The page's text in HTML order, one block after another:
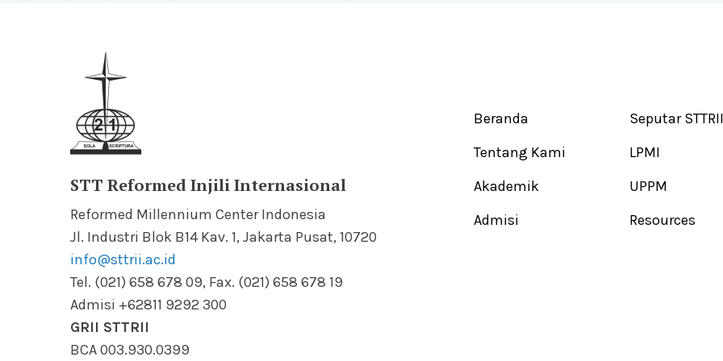
STT Reformed Injili Internasional
Reformed Millennium Center Indonesia
Jl. Industri Blok B14 Kav. 1, Jakarta Pusat, 10720
info@sttrii.ac.id
Tel. (021) 658 678 09, Fax. (021) 658 678 19
Admisi +62811 9292 300
GRII STTRII
BCA 003.930.0399
Beranda
Tentang Kami
Akademik
Admisi
Seputar STTRII
LPMI
UPPM
Resources